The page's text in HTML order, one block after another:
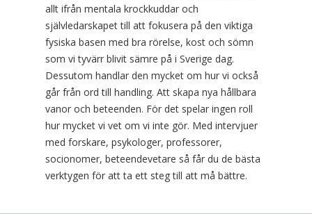
allt ifrån mentala krockkuddar och
självledarskapet till att fokusera på den viktiga
fysiska basen med bra rörelse, kost och sömn
som vi tyvärr blivit sämre på i Sverige dag.
Dessutom handlar den mycket om hur vi också
går från ord till handling. Att skapa nya hållbara
vanor och beteenden. För det spelar ingen roll
hur mycket vi vet om vi inte gör. Med intervjuer
med forskare, psykologer, professorer,
socionomer, beteendevetare så får du de bästa
verktygen för att ta ett steg till att må bättre.